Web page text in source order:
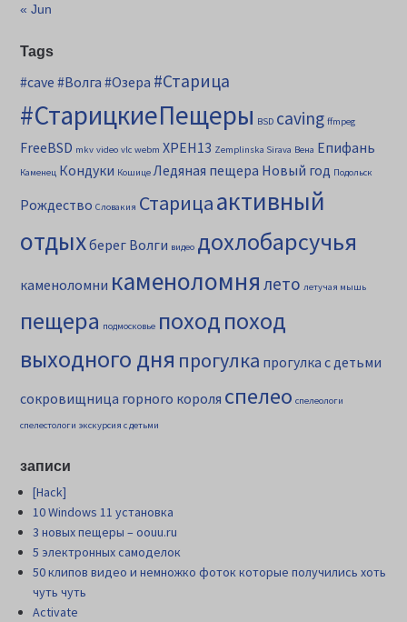
« Jun
Tags
#cave #Волга #Озера #Старица
#СтарицкиеПещеры BSD caving ffmpeg
FreeBSD mkv video vlc webm XPEH13 Zemplinska Sirava Вена Епифань
Каменец Кондуки Кошице Ледяная пещера Новый год Подольск
Рождество Словакия Старицаактивный
отдыхберег Волги видео дохлобарсучья
каменоломни каменоломня лето летучая мышь
пещера подмосковье походпоход
выходного дня прогулка прогулка с детьми
сокровищница горного короля спелео спелеологи
спелестологи экскурсия с детьми
записи
[Hack]
10 Windows 11 установка
3 новых пещеры – oouu.ru
5 электронных самоделок
50 клипов видео и немножко фоток которые получились хоть
чуть чуть
Activate